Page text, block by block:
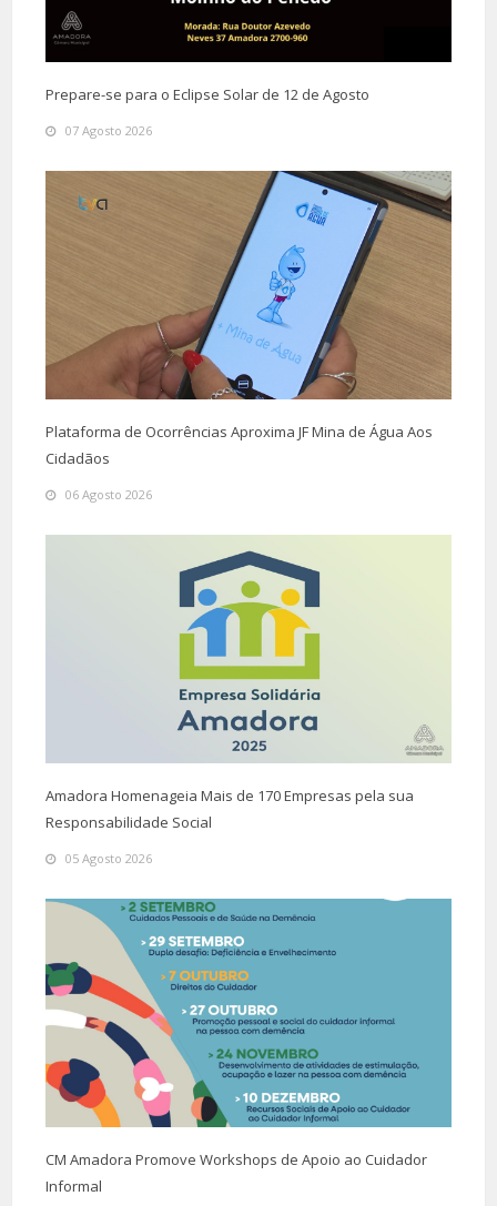
Prepare-se para o Eclipse Solar de 12 de Agosto
07 Agosto 2026
Plataforma de Ocorrências Aproxima JF Mina de Água Aos
Cidadãos
06 Agosto 2026
Amadora Homenageia Mais de 170 Empresas pela sua
Responsabilidade Social
05 Agosto 2026
CM Amadora Promove Workshops de Apoio ao Cuidador
Informal